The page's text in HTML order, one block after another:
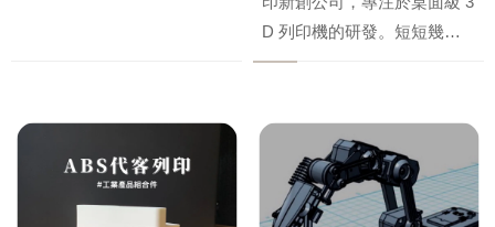
D 列印機的研發。短短幾年
內，憑藉著 高速列印、智慧
破，迅速成為全球 3D 列印